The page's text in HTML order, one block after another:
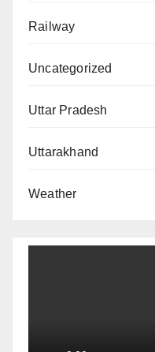
Railway
Uncategorized
Uttar Pradesh
Uttarakhand
Weather